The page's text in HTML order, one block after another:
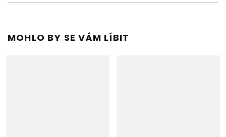
MOHLO BY SE VÁM LÍBIT